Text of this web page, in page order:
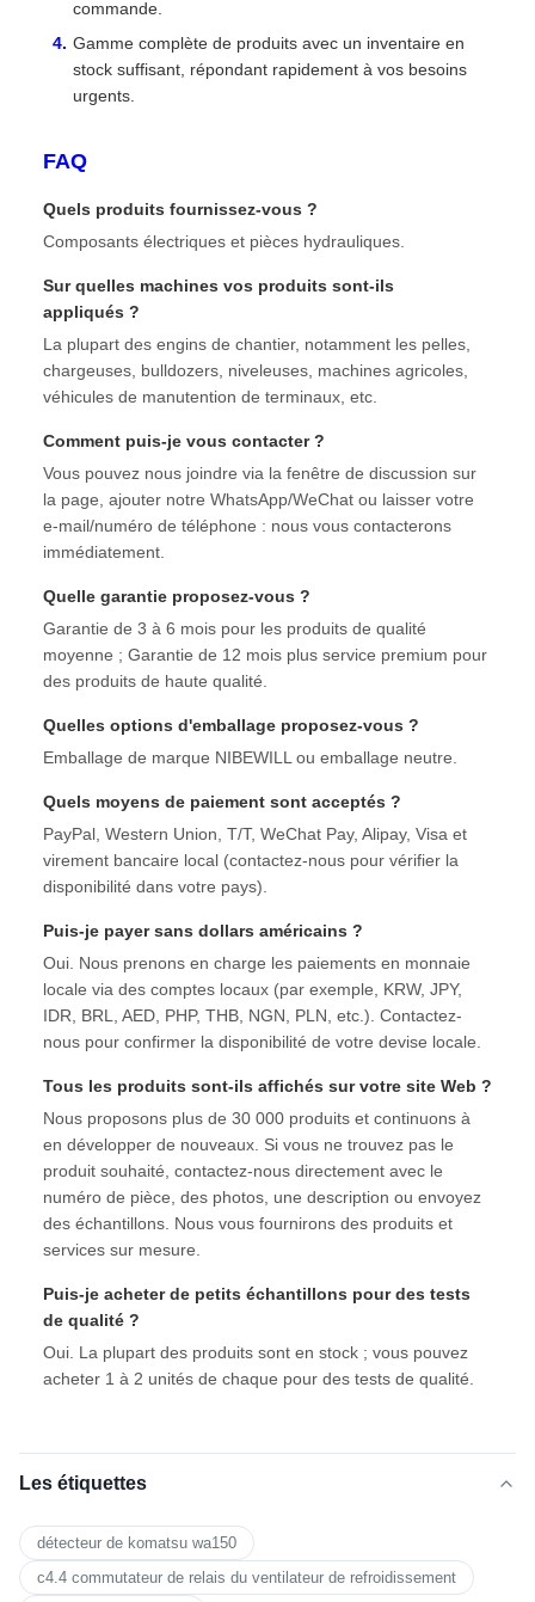
commande.
Gamme complète de produits avec un inventaire en
stock suffisant, répondant rapidement à vos besoins
urgents.
FAQ
Quels produits fournissez-vous ?
Composants électriques et pièces hydrauliques.
Sur quelles machines vos produits sont-ils
appliqués ?
La plupart des engins de chantier, notamment les pelles,
chargeuses, bulldozers, niveleuses, machines agricoles,
véhicules de manutention de terminaux, etc.
Comment puis-je vous contacter ?
Vous pouvez nous joindre via la fenêtre de discussion sur
la page, ajouter notre WhatsApp/WeChat ou laisser votre
e-mail/numéro de téléphone : nous vous contacterons
immédiatement.
Quelle garantie proposez-vous ?
Garantie de 3 à 6 mois pour les produits de qualité
moyenne ; Garantie de 12 mois plus service premium pour
des produits de haute qualité.
Quelles options d'emballage proposez-vous ?
Emballage de marque NIBEWILL ou emballage neutre.
Quels moyens de paiement sont acceptés ?
PayPal, Western Union, T/T, WeChat Pay, Alipay, Visa et
virement bancaire local (contactez-nous pour vérifier la
disponibilité dans votre pays).
Puis-je payer sans dollars américains ?
Oui. Nous prenons en charge les paiements en monnaie
locale via des comptes locaux (par exemple, KRW, JPY,
IDR, BRL, AED, PHP, THB, NGN, PLN, etc.). Contactez-
nous pour confirmer la disponibilité de votre devise locale.
Tous les produits sont-ils affichés sur votre site Web ?
Nous proposons plus de 30 000 produits et continuons à
en développer de nouveaux. Si vous ne trouvez pas le
produit souhaité, contactez-nous directement avec le
numéro de pièce, des photos, une description ou envoyez
des échantillons. Nous vous fournirons des produits et
services sur mesure.
Puis-je acheter de petits échantillons pour des tests
de qualité ?
Oui. La plupart des produits sont en stock ; vous pouvez
acheter 1 à 2 unités de chaque pour des tests de qualité.
Les étiquettes
détecteur de komatsu wa150
c4.4 commutateur de relais du ventilateur de refroidissement